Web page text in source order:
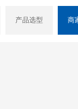
产品选型 商